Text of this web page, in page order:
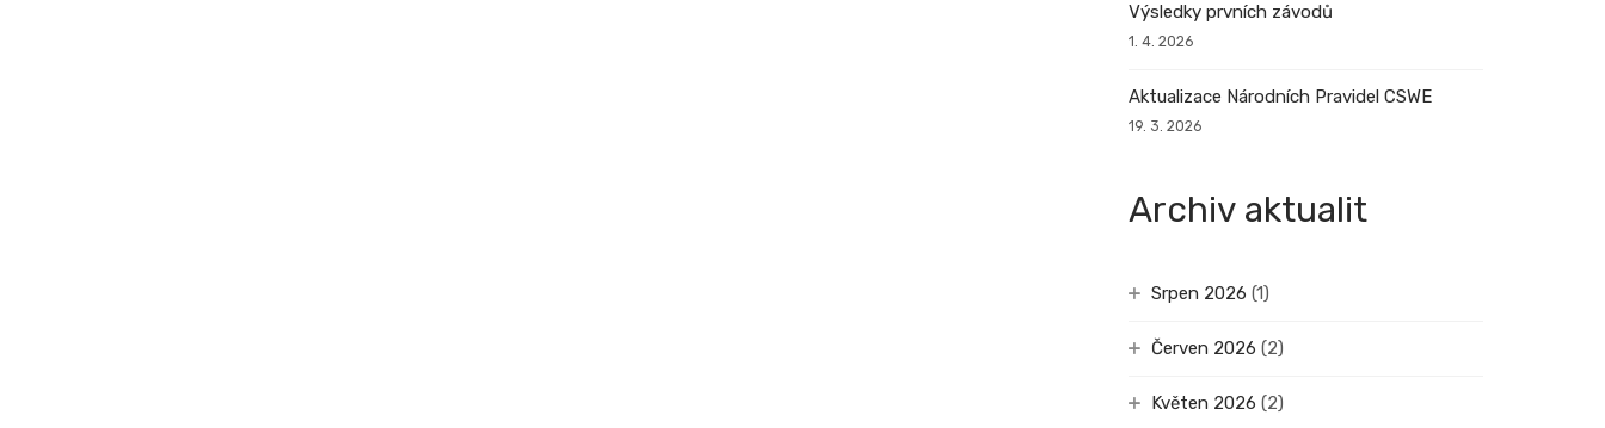
Výsledky prvních závodů
1. 4. 2026
Aktualizace Národních Pravidel CSWE
19. 3. 2026
Archiv aktualit
Srpen 2026 (1)
Červen 2026 (2)
Květen 2026 (2)